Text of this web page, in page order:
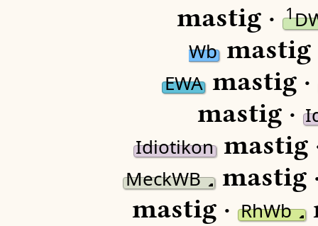
mastig ·1
Wbmastig
EWAmastig ·
mastig ·
Idiotikonmastig
MeckWB mastig
mastig ·RhWb